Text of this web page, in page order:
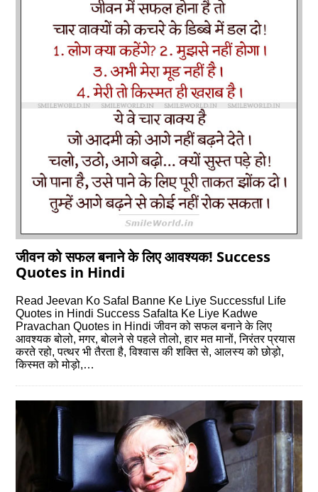
जीवन को सफल बनाने के लिए आवश्‍यक! Success
Quotes in Hindi
Read Jeevan Ko Safal Banne Ke Liye Successful Life
Quotes in Hindi Success Safalta Ke Liye Kadwe
Pravachan Quotes in Hindi जीवन को सफल बनाने के लिए
आवश्‍यक बोलो, मगर, बोलने से पहले तोलो, हार मत मानों, निरंतर प्रयास
करते रहो, पत्थर भी तैरता है, विश्वास की शक्ति से, आलस्य को छोड़ो,
किस्मत को मोड़ो,…